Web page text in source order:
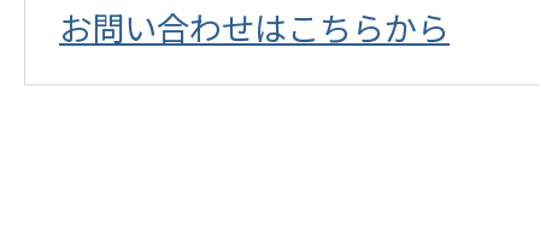
お問い合わせはこちらから